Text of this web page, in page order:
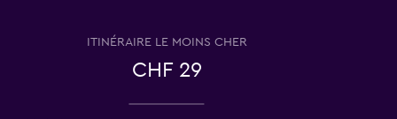
ITINÉRAIRE LE MOINS CHER
CHF 29